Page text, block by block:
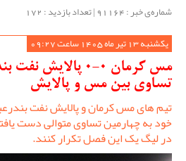
شماره‌ی خبر : ‌91164 | تعداد بازدید : 172
یکشنبه 13 تیر ماه 1405 ساعت 09:27
مس کرمان 0-0
تساوی بین مس و پالایش
تیم های مس کرمان و پالایش نفت
خود به چهارمین تساوی متوالی دست
در لیگ یک این فصل تکرار کنند.